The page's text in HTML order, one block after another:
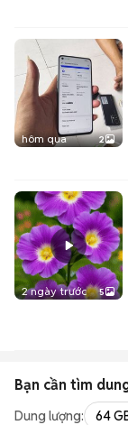
hôm qua 2
2 ngày trước 5
Bạn cần tìm
Dung lượng: 64